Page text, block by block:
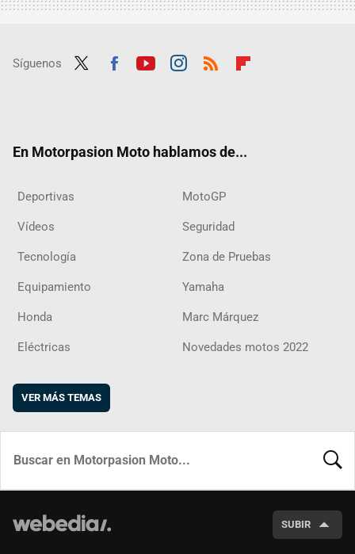
Síguenos
En Motorpasion Moto hablamos de...
Deportivas MotoGP
Vídeos Seguridad
Tecnología Zona de Pruebas
Equipamiento Yamaha
Honda Marc Márquez
Eléctricas Novedades motos 2022
VER MÁS TEMAS
SUBIR